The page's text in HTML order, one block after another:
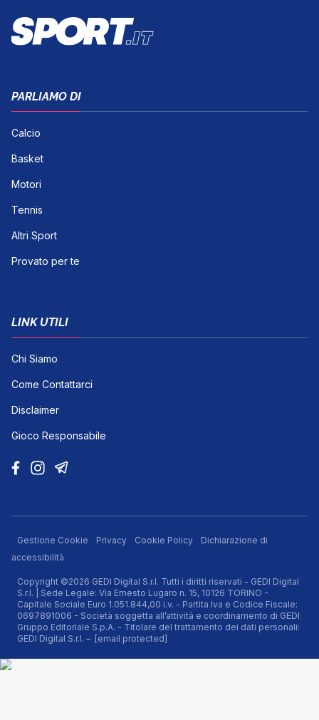
PARLIAMO DI
Calcio
Basket
Motori
Tennis
Altri Sport
Provato per te
LINK UTILI
Chi Siamo
Come Contattarci
Disclaimer
Gioco Responsabile
Gestione Cookie Privacy Cookie Policy
Dichiarazione di
accessibilità
Copyright ©2026 GEDI Digital S.r.l. Tutti i diritti riservati - GEDI Digital
S.r.l. | Sede Legale: Via Ernesto Lugaro n. 15, 10126 TORINO -
Capitale Sociale Euro 1.051.844,00 i.v. - Partita Iva e Codice Fiscale:
0697891006 - Società soggetta all’attività e coordinamento di GEDI
Gruppo Editoriale S.p.A. - Titolare del trattamento dei dati personali:
GEDI Digital S.r.l. – [email protected]